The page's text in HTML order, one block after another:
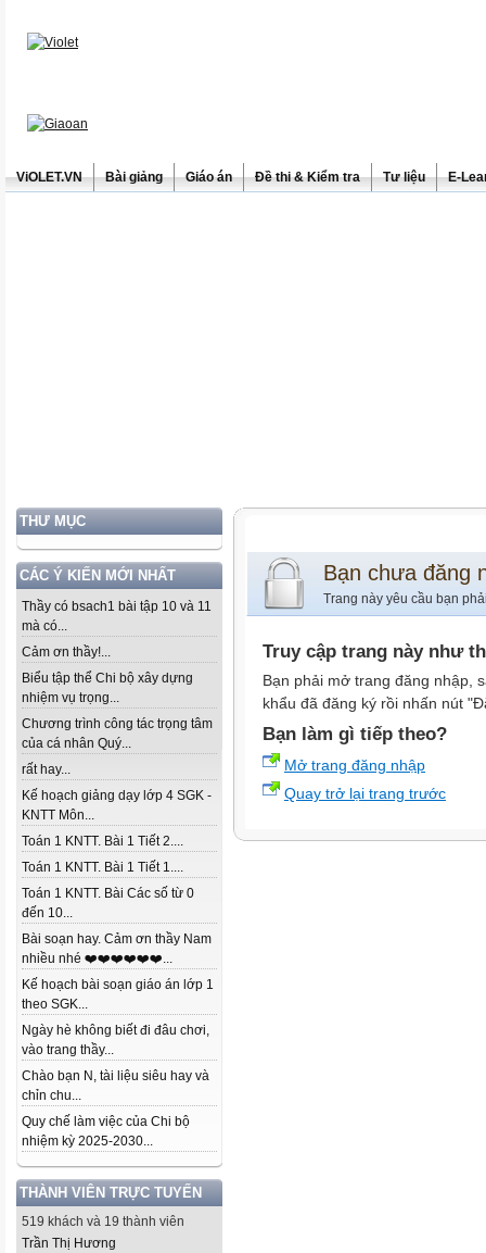
ViOLET.VN Bài giảng Giáo án Đề thi & Kiểm tra Tư liệu E-
THƯ MỤC
CÁC Ý KIẾN MỚI NHẤT
Thầy có bsach1 bài tập 10 và 11
mà có...
Cảm ơn thầy!...
Biểu tập thể Chi bộ xây dựng
nhiệm vụ trọng...
Chương trình công tác trọng tâm
của cá nhân Quý...
rất hay...
Kế hoạch giảng dạy lớp 4 SGK -
KNTT Môn...
Toán 1 KNTT. Bài 1 Tiết 2....
Toán 1 KNTT. Bài 1 Tiết 1....
Toán 1 KNTT. Bài Các số từ 0
đến 10...
Bài soạn hay. Cảm ơn thầy Nam
nhiều nhé ❤️❤️❤️❤️❤️❤️...
Kế hoạch bài soạn giáo án lớp 1
theo SGK...
Ngày hè không biết đi đâu chơi,
vào trang thầy...
Chào bạn N, tài liệu siêu hay và
chỉn chu...
Quy chế làm việc của Chi bộ
nhiệm kỳ 2025-2030...
THÀNH VIÊN TRỰC TUYẾN
519 khách và 19 thành viên
Trần Thị Hương
Bạn chưa đăng
Trang này yêu cầu bạn
Truy cập trang này như
Bạn phải mở trang đăng nhập,
khẩu đã đăng ký rồi nhấn nút
Bạn làm gì tiếp theo?
Mở trang đăng nhập
Quay trở lại trang trước